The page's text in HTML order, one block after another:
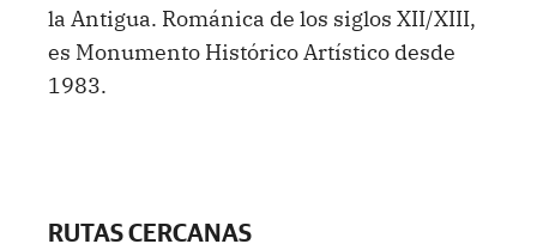
la Antigua. Románica de los siglos XII/XIII,
es Monumento Histórico Artístico desde
1983.
RUTAS CERCANAS